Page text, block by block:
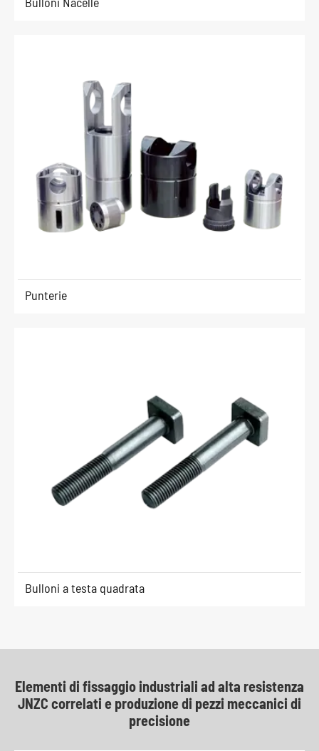
Punterie
Bulloni a testa quadrata
Elementi di fissaggio industriali ad alta resistenza
JNZC correlati e produzione di pezzi meccanici di
precisione